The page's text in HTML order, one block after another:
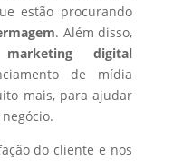
estão procurando
. Além disso,
marketing digital
de mídia
mais, para ajudar
do cliente e nos